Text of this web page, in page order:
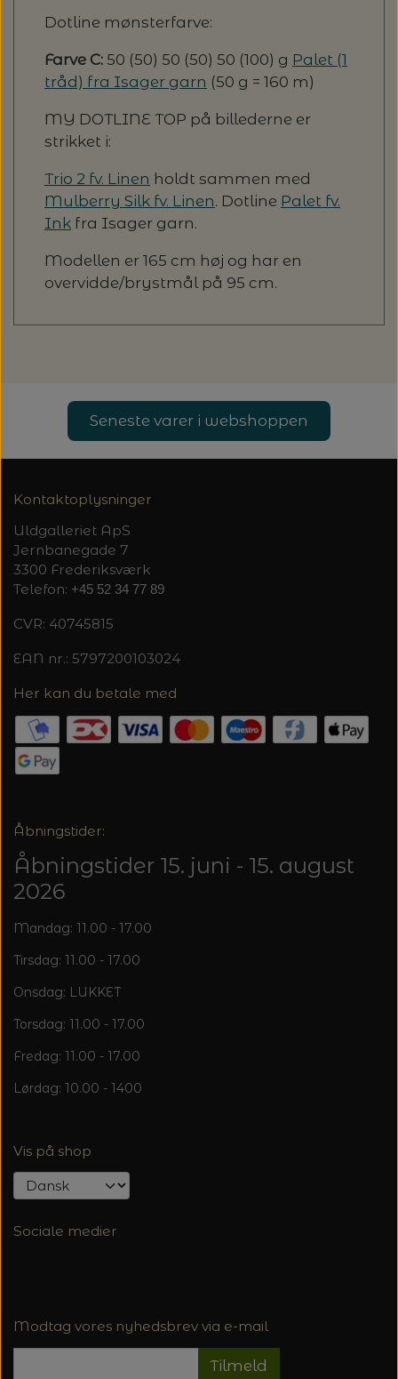
Dotline mønsterfarve:
Farve C: 50 (50) 50 (50) 50 (100) g Palet (1
tråd) fra Isager garn (50 g = 160 m)
MY DOTLINE TOP på billederne er
strikket i:
Trio 2 fv. Linen holdt sammen med
Mulberry Silk fv. Linen. Dotline Palet fv.
Ink fra Isager garn.
Modellen er 165 cm høj og har en
overvidde/brystmål på 95 cm.
Seneste varer i webshoppen
Kontaktoplysninger
Uldgalleriet ApS
Jernbanegade 7
3300 Frederiksværk
Telefon: +45 52 34 77 89
CVR: 40745815
EAN nr.: 5797200103024
Her kan du betale med
Åbningstider:
Åbningstider 15. juni - 15. august
2026
Mandag: 11.00 - 17.00
Tirsdag: 11.00 - 17.00
Onsdag: LUKKET
Torsdag: 11.00 - 17.00
Fredag: 11.00 - 17.00
Lørdag: 10.00 - 1400
Vis på shop
Sociale medier
Modtag vores nyhedsbrev via e-mail
Tilmeld